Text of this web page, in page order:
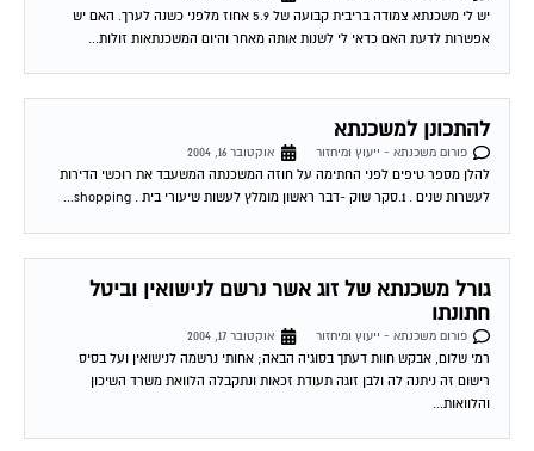
אפשרות לדעת האם כדאי לי לשנות אותה מאחר והיום המשכנתאות זולות...
להתכונן למשכנתא
פורום משכנתא - ייעוץ ומיחזור
להלן מספר טיפים לפני החתימה על חוזה המשכנתה המשעבד את רוכשי הדירות
לעשרות שנים . 1.סקר שוק -דבר ראשון מומלץ לעשות שיעורי בית . shopping...
גורל משכנתא של זוג אשר נרשם לנישואין וביטל
חתונתו
פורום משכנתא - ייעוץ ומיחזור
רמי שלום, אבקש חוות דעתך בסוגיה הבאה; אחותי נרשמה לנישואין ועל בסיס
רישום זה ניתנה לה ולבן זוגה תעודת זכאות ונתקבלה הלוואת משרד השיכון
והלוואות...